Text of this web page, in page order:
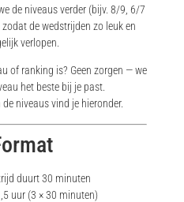
de niveaus verder (bijv. 8/9, 6/7
de wedstrijden zo leuk en
verlopen.
of ranking is? Geen zorgen — we
het beste bij je past.
niveaus vind je hieronder.
duurt 30 minuten
uur (3 × 30 minuten)